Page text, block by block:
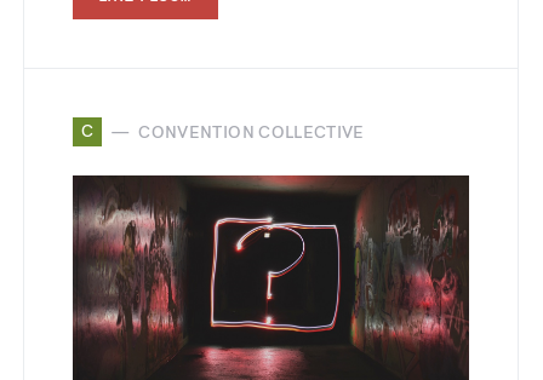
C CONVENTION COLLECTIVE